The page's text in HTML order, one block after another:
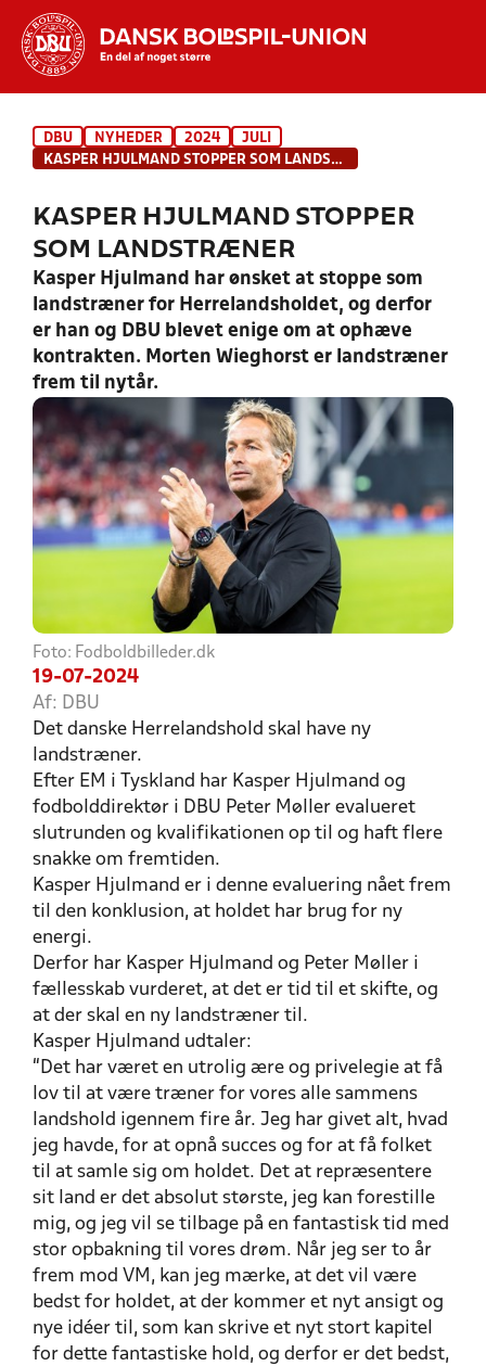
INDHOLD OG NYHEDER
HOLD
DBU NYHEDER 2024
JULI
KASPER HJULMAND STOPPER SOM LANDSTRÆNER
KASPER HJULMAND STOPPER
SOM LANDSTRÆNER
Kasper Hjulmand har ønsket at stoppe som
landstræner for Herrelandsholdet, og derfor
er han og DBU blevet enige om at ophæve
kontrakten. Morten Wieghorst er landstræner
frem til nytår.
Foto: Fodboldbilleder.dk
19-07-2024
Af: DBU
Det danske Herrelandshold skal have ny
landstræner.
Efter EM i Tyskland har Kasper Hjulmand og
fodbolddirektør i DBU Peter Møller evalueret
slutrunden og kvalifikationen op til og haft flere
snakke om fremtiden.
Kasper Hjulmand er i denne evaluering nået frem
til den konklusion, at holdet har brug for ny
energi.
Derfor har Kasper Hjulmand og Peter Møller i
fællesskab vurderet, at det er tid til et skifte, og
at der skal en ny landstræner til.
Kasper Hjulmand udtaler:
“Det har været en utrolig ære og privelegie at få
lov til at være træner for vores alle sammens
landshold igennem fire år. Jeg har givet alt, hvad
jeg havde, for at opnå succes og for at få folket
til at samle sig om holdet. Det at repræsentere
sit land er det absolut største, jeg kan forestille
mig, og jeg vil se tilbage på en fantastisk tid med
stor opbakning til vores drøm. Når jeg ser to år
frem mod VM, kan jeg mærke, at det vil være
bedst for holdet, at der kommer et nyt ansigt og
nye idéer til, som kan skrive et nyt stort kapitel
for dette fantastiske hold, og derfor er det bedst,